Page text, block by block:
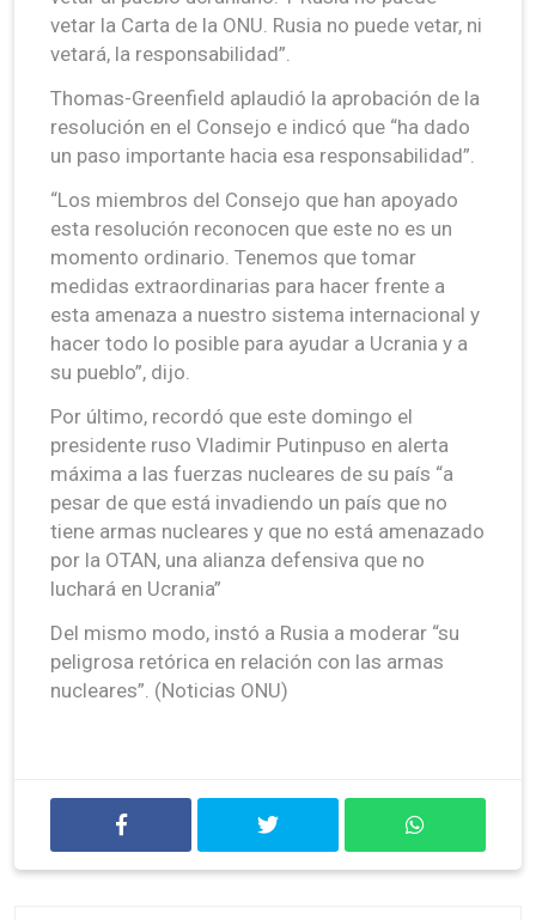
vetar la Carta de la ONU. Rusia no puede vetar, ni
vetará, la responsabilidad”.
Thomas-Greenfield aplaudió la aprobación de la
resolución en el Consejo e indicó que “ha dado
un paso importante hacia esa responsabilidad”.
“Los miembros del Consejo que han apoyado
esta resolución reconocen que este no es un
momento ordinario. Tenemos que tomar
medidas extraordinarias para hacer frente a
esta amenaza a nuestro sistema internacional y
hacer todo lo posible para ayudar a Ucrania y a
su pueblo”, dijo.
Por último, recordó que este domingo el
presidente ruso Vladimir Putinpuso en alerta
máxima a las fuerzas nucleares de su país “a
pesar de que está invadiendo un país que no
tiene armas nucleares y que no está amenazado
por la OTAN, una alianza defensiva que no
luchará en Ucrania”
Del mismo modo, instó a Rusia a moderar “su
peligrosa retórica en relación con las armas
nucleares”. (Noticias ONU)